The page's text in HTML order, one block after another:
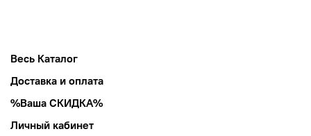
Весь Каталог
Доставка и оплата
%Ваша СКИДКА%
Личный кабинет